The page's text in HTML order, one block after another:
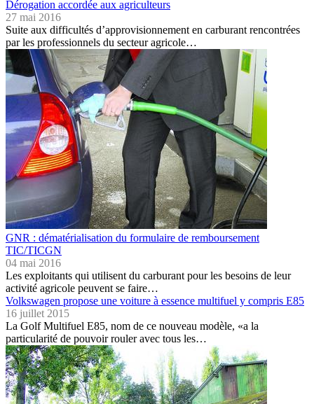
Dérogation accordée aux agriculteurs
27 mai 2016
Suite aux difficultés d’approvisionnement en carburant rencontrées
par les professionnels du secteur agricole…
GNR : dématérialisation du formulaire de remboursement
TIC/TICGN
04 mai 2016
Les exploitants qui utilisent du carburant pour les besoins de leur
activité agricole peuvent se faire…
Volkswagen propose une voiture à essence multifuel y compris E85
16 juillet 2015
La Golf Multifuel E85, nom de ce nouveau modèle, «a la
particularité de pouvoir rouler avec tous les…